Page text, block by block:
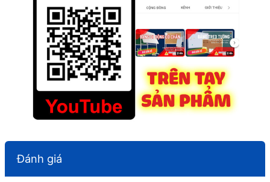
Đánh giá